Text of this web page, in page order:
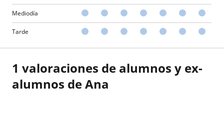
Mediodía
Tarde
1 valoraciones de alumnos y ex-
alumnos de Ana